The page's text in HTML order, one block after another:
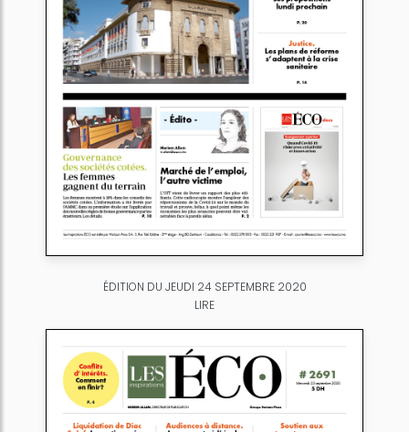
ÉDITION DU JEUDI 24 SEPTEMBRE 2020
LIRE